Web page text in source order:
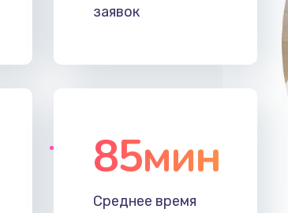
заявок
85мин
Среднее время